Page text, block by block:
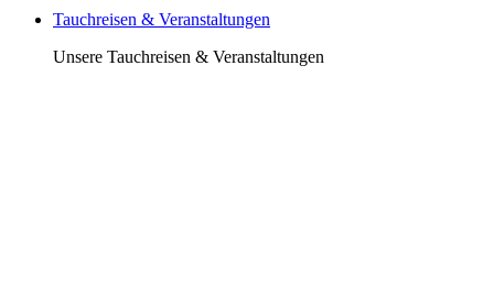
Tauchreisen & Veranstaltungen
Unsere Tauchreisen & Veranstaltungen